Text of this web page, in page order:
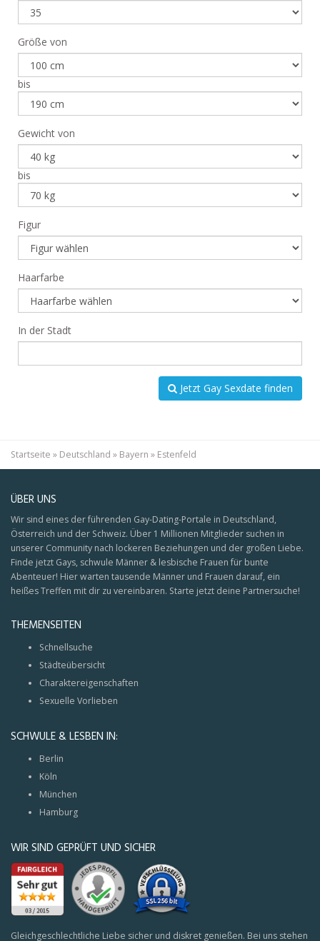
Größe von
bis
Gewicht von
bis
Figur
Haarfarbe
In der Stadt
Jetzt Gay Sexdate finden
Startseite » Deutschland » Bayern » Estenfeld
ÜBER UNS
Wir sind eines der führenden Gay-Dating-Portale in Deutschland,
Österreich und der Schweiz. Über 1 Millionen Mitglieder suchen in
unserer Community nach lockeren Beziehungen und der großen Liebe.
Finde jetzt Gays, schwule Männer & lesbische Frauen für bunte
Abenteuer! Hier warten tausende Männer und Frauen darauf, ein
heißes Treffen mit dir zu vereinbaren. Starte jetzt deine Partnersuche!
THEMENSEITEN
Schnellsuche
Städteübersicht
Charaktereigenschaften
Sexuelle Vorlieben
SCHWULE & LESBEN IN:
Berlin
Köln
München
Hamburg
WIR SIND GEPRÜFT UND SICHER
Gleichgeschlechtliche Liebe sicher und diskret genießen. Bei uns stehen